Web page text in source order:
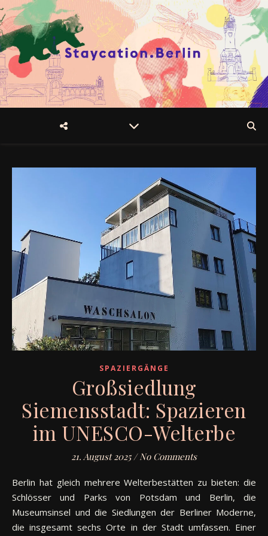
SPAZIERGÄNGE
Großsiedlung
Siemensstadt: Spazieren
im UNESCO-Welterbe
21. August 2025 / No Comments
Berlin hat gleich mehrere Welterbestätten zu bieten: die
Schlösser und Parks von Potsdam und Berlin, die
Museumsinsel und die Siedlungen der Berliner Moderne,
die insgesamt sechs Orte in der Stadt umfassen. Einer